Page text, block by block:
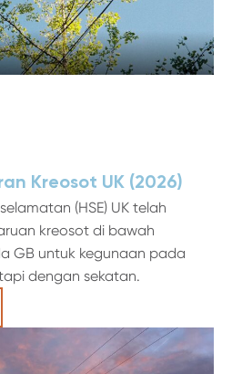
Kreosot UK (2026)
(HSE) UK telah
kreosot di bawah
GB untuk kegunaan pada
dengan sekatan.